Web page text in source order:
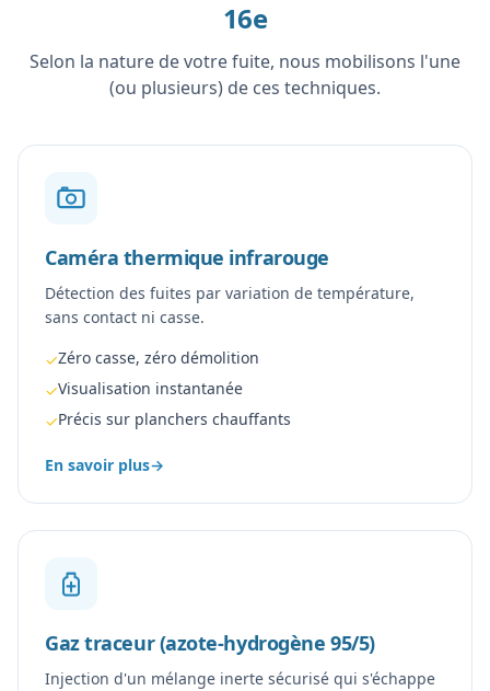
16e
Selon la nature de votre fuite, nous mobilisons l'une
(ou plusieurs) de ces techniques.
Caméra thermique infrarouge
Détection des fuites par variation de température,
sans contact ni casse.
✓Zéro casse, zéro démolition
✓Visualisation instantanée
✓Précis sur planchers chauffants
En savoir plus→
Gaz traceur (azote-hydrogène 95/5)
Injection d'un mélange inerte sécurisé qui s'échappe